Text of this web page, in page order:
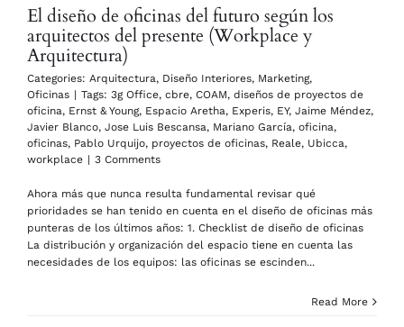
El diseño de oficinas del futuro según los
arquitectos del presente (Workplace y
Arquitectura)
Categories: Arquitectura, Diseño Interiores, Marketing,
Oficinas | Tags: 3g Office, cbre, COAM, diseños de proyectos de
oficina, Ernst & Young, Espacio Aretha, Experis, EY, Jaime Méndez,
Javier Blanco, Jose Luis Bescansa, Mariano García, oficina,
oficinas, Pablo Urquijo, proyectos de oficinas, Reale, Ubicca,
workplace | 3 Comments
Ahora más que nunca resulta fundamental revisar qué
prioridades se han tenido en cuenta en el diseño de oficinas más
punteras de los últimos años: 1. Checklist de diseño de oficinas
La distribución y organización del espacio tiene en cuenta las
necesidades de los equipos: las oficinas se escinden...
Read More